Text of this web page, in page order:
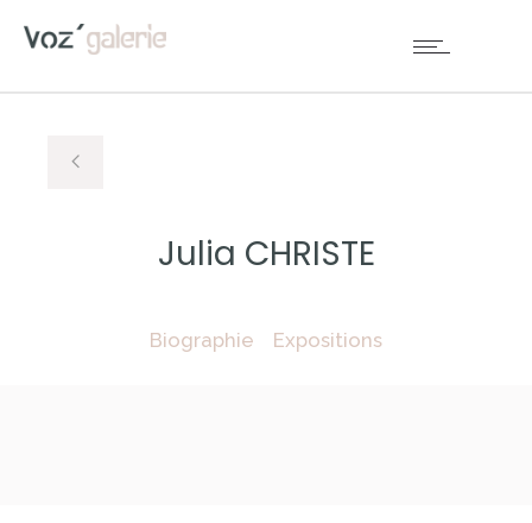
Julia CHRISTE
Biographie Expositions